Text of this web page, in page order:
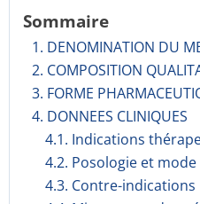
Sommaire
1. DENOMINATION DU
2. COMPOSITION
3. FORME
4. DONNEES CLINIQUES
4.1. Indications
4.2. Posologie et
4.3. Contre-indications